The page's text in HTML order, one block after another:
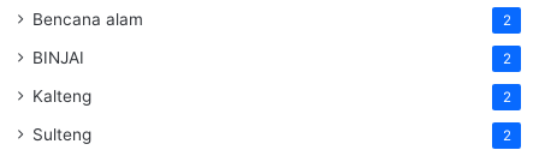
Bencana alam 2
BINJAI 2
Kalteng 2
Sulteng 2